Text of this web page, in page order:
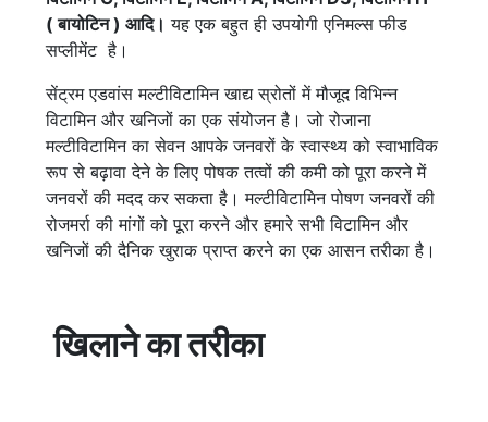
( बायोटिन ) आदि। यह एक बहुत ही उपयोगी एनिमल्स फीड
सप्लीमेंट है।
सेंट्रम एडवांस मल्टीविटामिन खाद्य स्रोतों में मौजूद विभिन्न
विटामिन और खनिजों का एक संयोजन है। जो रोजाना
मल्टीविटामिन का सेवन आपके जनवरों के स्वास्थ्य को स्वाभाविक
रूप से बढ़ावा देने के लिए पोषक तत्वों की कमी को पूरा करने में
जनवरों की मदद कर सकता है। मल्टीविटामिन पोषण जनवरों की
रोजमर्रा की मांगों को पूरा करने और हमारे सभी विटामिन और
खनिजों की दैनिक खुराक प्राप्त करने का एक आसन तरीका है।
खिलाने का तरीका